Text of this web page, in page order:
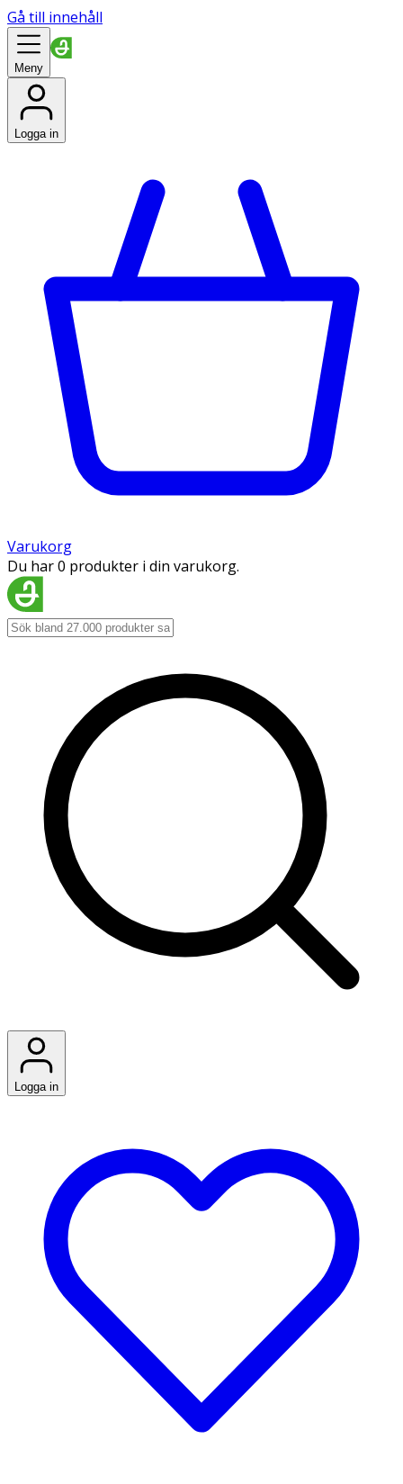
Gå till innehåll
Meny
Logga in
Varukorg
Du har 0 produkter i din varukorg.
Logga in